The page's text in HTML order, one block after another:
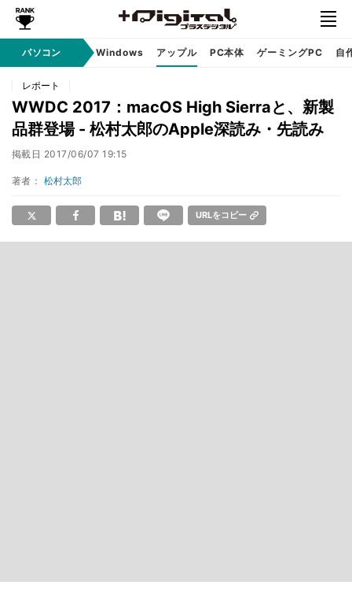
パソコン Windows アップル PC本体 ゲーミングPC 自
レポート
WWDC 2017：macOS High Sierraと、新製
品群登場 - 松村太郎のApple深読み・先読み
掲載日 2017/06/07 19:15
著者： 松村太郎
URLをコピー